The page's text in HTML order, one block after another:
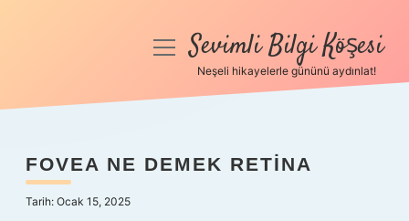
Anasayfa
Yasal Uyarı
menüyüSevimli Bilgi Köşesi
Neşeli hikayelerle gününü aydınlat!
FOVEA NE DEMEK RETINA
Tarih: Ocak 15, 2025